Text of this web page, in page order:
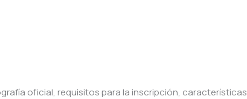
oficial, requisitos para la inscripción, características